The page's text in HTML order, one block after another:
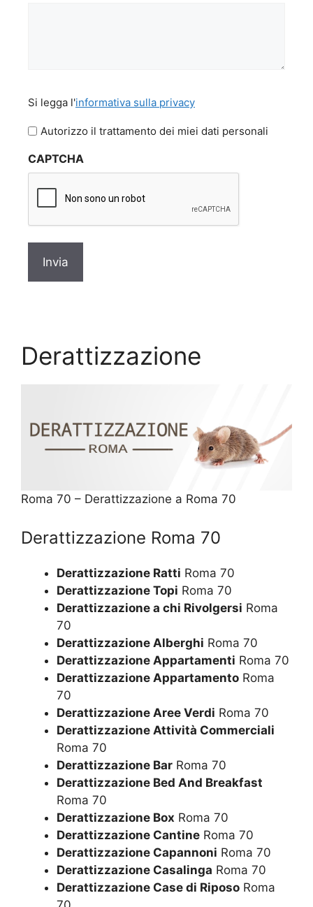
legga
l'informativa
privacy
Si legga l'informativa sulla privacy
Autorizzo il trattamento dei miei dati personali
CAPTCHA
Derattizzazione
Roma 70 – Derattizzazione a Roma 70
Derattizzazione Roma 70
Derattizzazione Ratti Roma 70
Derattizzazione Topi Roma 70
Derattizzazione a chi Rivolgersi Roma
70
Derattizzazione Alberghi Roma 70
Derattizzazione Appartamenti Roma 70
Derattizzazione Appartamento Roma
70
Derattizzazione Aree Verdi Roma 70
Derattizzazione Attività Commerciali
Roma 70
Derattizzazione Bar Roma 70
Derattizzazione Bed And Breakfast
Roma 70
Derattizzazione Box Roma 70
Derattizzazione Cantine Roma 70
Derattizzazione Capannoni Roma 70
Derattizzazione Casalinga Roma 70
Derattizzazione Case di Riposo Roma